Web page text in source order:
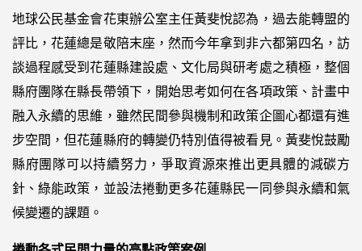
地球公民基金會花東辦公室主任黃斐悅認為，過去能轉盟的
評比，花蓮總是敬陪末座，然而今年拿到非六都第四名，訪
談過程感受到花蓮縣建設處、文化局與研考處之積極，整個
縣府團隊在縣長帶領下，開始思考如何在各項政策、計畫中
融入永續的思維，雖然民間參與機制和政策企圖心都還有進
步空間，但花蓮縣府的轉變仍特別值得被看見。黃斐悅鼓勵
縣府團隊可以持續努力，爭取資源來推出更具體的減碳方
針、綠能政策，並設法捲動更多花蓮縣民一同參與永續和氣
候變遷的課題。